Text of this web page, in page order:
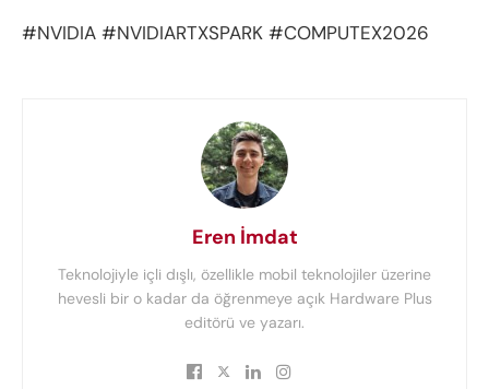
#NVIDIA #NVIDIARTXSPARK #COMPUTEX2026
Eren İmdat
Teknolojiyle içli dışlı, özellikle mobil teknolojiler üzerine
hevesli bir o kadar da öğrenmeye açık Hardware Plus
editörü ve yazarı.